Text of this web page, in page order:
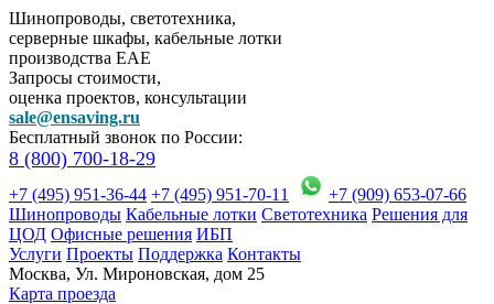
Шинопроводы, светотехника,
серверные шкафы, кабельные лотки
производства EAE
Запросы стоимости,
оценка проектов, консультации
sale@ensaving.ru
Бесплатный звонок по России:
8 (800) 700-18-29
+7 (495) 951-36-44 +7 (495) 951-70-11
+7 (909) 653-07-66
Шинопроводы Кабельные лотки Светотехника Решения для
ЦОД Офисные решения ИБП
Услуги Проекты Поддержка Контакты
Москва, Ул. Мироновская, дом 25
Карта проезда